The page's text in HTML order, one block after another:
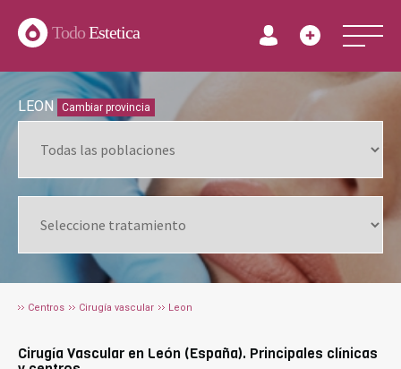
TodoEstetica
LEON Cambiar provincia
Centros Cirugía vascular Leon
Cirugía Vascular en León (España). Principales clínicas